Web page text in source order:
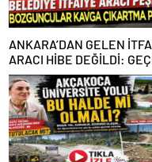
ANKARA’DAN GELEN
ARACI HİBE DEĞİLDİ:
GÖREVLENDİRME SONA